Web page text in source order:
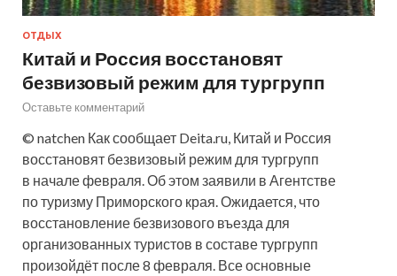
ОТДЫХ
Китай и Россия восстановят
безвизовый режим для тургрупп
Оставьте комментарий
© natchen Как сообщает Deita.ru, Китай и Россия
восстановят безвизовый режим для тургрупп
в начале февраля. Об этом заявили в Агентстве
по туризму Приморского края. Ожидается, что
восстановление безвизового въезда для
организованных туристов в составе тургрупп
произойдёт после 8 февраля. Все основные